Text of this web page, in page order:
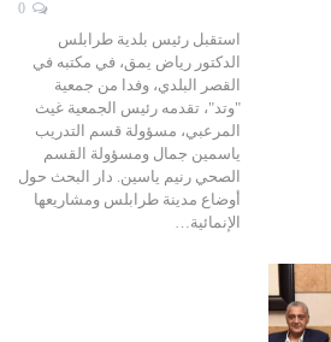
استقبل رئيس بلدية طرابلس
الدكتور رياض يمق، في مكتبه في
القصر البلدي، وفدا من جمعية
"وتد"، تقدمه رئيس الجمعية غيث
المرعبي، مسؤولة قسم التدريب
ياسمين جمال ومسؤولة القسم
الصحي رنيم ياسين. دار البحث حول
أوضاع مدينة طرابلس ومشاريعها
الإنمائية…